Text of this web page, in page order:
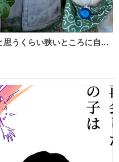
うくらい狭いところに自ら
今朝ガーデニングしてる飼
に可愛かった♥️